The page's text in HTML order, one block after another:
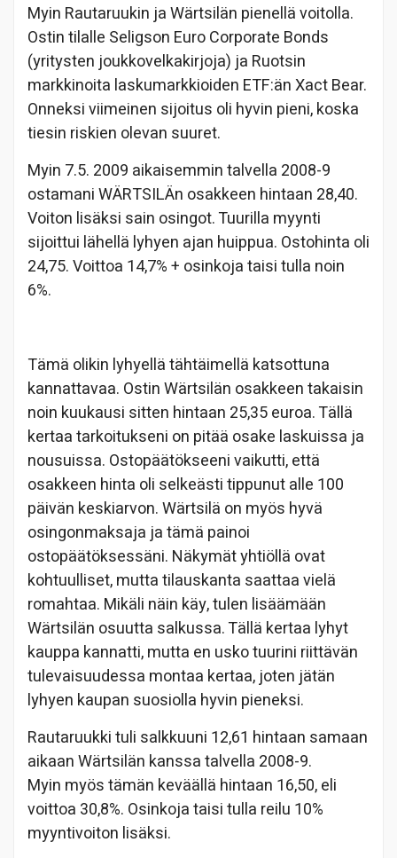
Myin Rautaruukin ja Wärtsilän pienellä voitolla.
Ostin tilalle Seligson Euro Corporate Bonds
(yritysten joukkovelkakirjoja) ja Ruotsin
markkinoita laskumarkkioiden ETF:än Xact Bear.
Onneksi viimeinen sijoitus oli hyvin pieni, koska
tiesin riskien olevan suuret.
Myin 7.5. 2009 aikaisemmin talvella 2008-9
ostamani WÄRTSILÄn osakkeen hintaan 28,40.
Voiton lisäksi sain osingot. Tuurilla myynti
sijoittui lähellä lyhyen ajan huippua. Ostohinta oli
24,75. Voittoa 14,7% + osinkoja taisi tulla noin
6%.
Tämä olikin lyhyellä tähtäimellä katsottuna
kannattavaa. Ostin Wärtsilän osakkeen takaisin
noin kuukausi sitten hintaan 25,35 euroa. Tällä
kertaa tarkoitukseni on pitää osake laskuissa ja
nousuissa. Ostopäätökseeni vaikutti, että
osakkeen hinta oli selkeästi tippunut alle 100
päivän keskiarvon. Wärtsilä on myös hyvä
osingonmaksaja ja tämä painoi
ostopäätöksessäni. Näkymät yhtiöllä ovat
kohtuulliset, mutta tilauskanta saattaa vielä
romahtaa. Mikäli näin käy, tulen lisäämään
Wärtsilän osuutta salkussa. Tällä kertaa lyhyt
kauppa kannatti, mutta en usko tuurini riittävän
tulevaisuudessa montaa kertaa, joten jätän
lyhyen kaupan suosiolla hyvin pieneksi.
Rautaruukki tuli salkkuuni 12,61 hintaan samaan
aikaan Wärtsilän kanssa talvella 2008-9.
Myin myös tämän keväällä hintaan 16,50, eli
voittoa 30,8%. Osinkoja taisi tulla reilu 10%
myyntivoiton lisäksi.